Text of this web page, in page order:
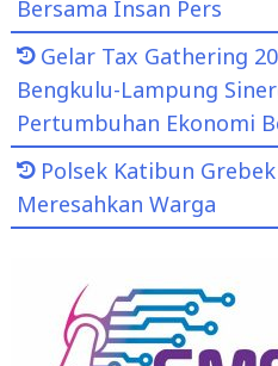
Bersama Insan Pers
Gelar Tax Gathering
Bengkulu-Lampung
Pertumbuhan Ekonomi
Polsek Katibun
Meresahkan Warga